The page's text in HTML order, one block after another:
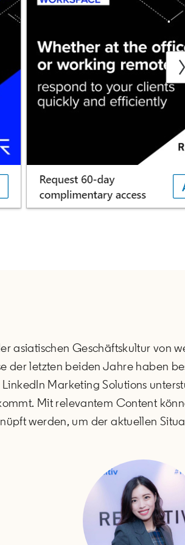
asiatischen Geschäftskultur von
der letzten beiden Jahre haben
Marketing Solutions
Mit relevantem Content
werden, um der aktuellen